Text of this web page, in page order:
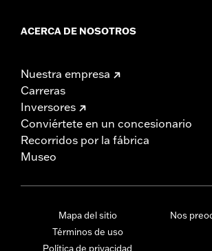
ACERCA DE NOSOTROS
Nuestra empresa
Carreras
Inversores
Conviértete en un concesionario
Recorridos por la fábrica
Museo
Mapa del sitio
Términos de uso
Política de privacidad
Nos